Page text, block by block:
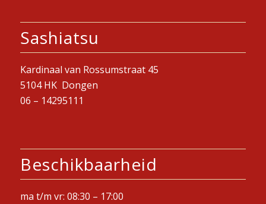
Sashiatsu
Kardinaal van Rossumstraat 45
5104 HK Dongen
06 – 14295111
Beschikbaarheid
ma t/m vr: 08:30 – 17:00